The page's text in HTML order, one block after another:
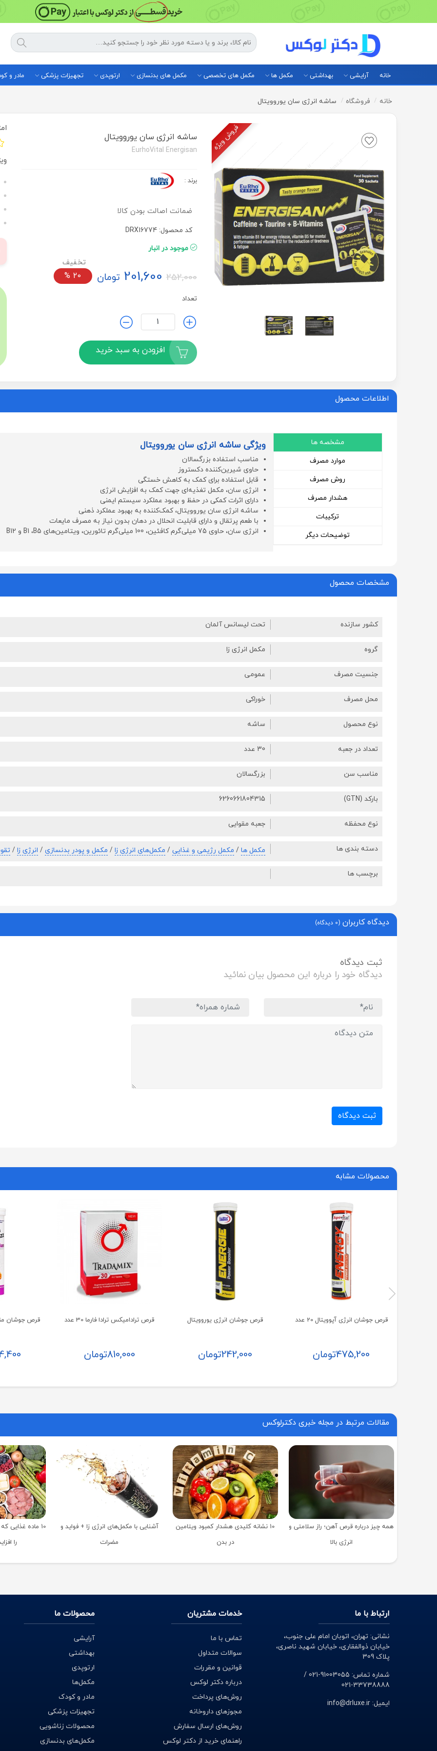
خانه آرایشی بهداشتی مکمل ها مکمل های تخصصی مکمل های بدنسازی ارتوپدی تجهیزات پزشکی مادر و
خانه فروشگاه ساشه انرژی سان یوروویتال
فروش ویژه ساشه انرژی سان یوروویتال
EurhoVital Energisan
برند :
ضمانت اصالت بودن کالا
کد محصول: DRX16774
موجود در انبار
252,000 تومان 20
%
تعداد
افزودن به سبد خرید
اطلاعات محصول
مشخصه ها
موارد مصرف
روش مصرف
هشدار مصرف
ترکیبات
توضیحات دیگر
ویژگی ساشه انرژی سان یوروویتال
مناسب استفاده بزرگسالان
حاوی شیرین‌کننده دکستروز
قابل استفاده برای کمک به کاهش خستگی
انرژی سان، مکمل تغذیه‌ای جهت کمک به افزایش انرژی
دارای اثرات کمکی در حفظ و بهبود عملکرد سیستم ایمنی
ساشه انرژی سان یوروویتال، کمک‌کننده به بهبود عملکرد ذهنی
با طعم پرتقال و دارای قابلیت انحلال در دهان بدون نیاز به مصرف مایعات
انرژی سان، حاوی 75 میلی‌گرم کافئین، 100 میلی‌گرم تائورین، ویتامین‌های B1 ،B5 و B12
مشخصات محصول
کشور سازنده تحت لیسانس آلمان
گروه مکمل انرژی زا
جنسیت مصرف عمومی
محل مصرف خوراکی
نوع محصول ساشه
تعداد در جعبه 30 عدد
مناسب سن بزرگسالان
بارکد (GTN) 6260661804315
نوع محفظه جعبه مقوایی
دسته بندی ها مکمل ها / مکمل رژیمی و غذایی / مکمل‌های انرژی زا / مکمل و پودر بدنسازی / انرژی زا /
برچسب ها
دیدگاه کاربران(0 دیدگاه)
ثبت دیدگاه
دیدگاه خود را درباره این محصول بیان نمائید
ثبت دیدگاه
محصولات مشابه
قرص جوشان انرژی آپوویتال 20 عدد
475,200تومان
قرص جوشان انرژی یوروویتال
242,000تومان
قرص ترادامیکس ترادا فارما 30 عدد
810,000تومان
قرص جوشان
مقالات مرتبط در مجله خبری دکترلوکس
همه‌ چیز درباره قرص آهن؛ راز سلامتی و
انرژی بالا
10 نشانه کلیدی هشدار کمبود ویتامین
در بدن
آشنایی با مکمل‌های انرژی زا + فواید و
مضرات
10 ماده
را
ارتباط با ما
نشانی: تهران، اتوبان امام علی جنوب،
خیابان ذوالفقاری، خیابان شهید ناصری،
پلاک 309
شماره تماس: 91003055-021 /
33738888-021
ایمیل: info@drluxe.ir
خدمات مشتریان
تماس با ما
سوالات متداول
قوانین و مقررات
درباره دکتر لوکس
روش‌های پرداخت
مجوزهای داروخانه
روش‌های ارسال سفارش
راهنمای خرید از دکتر لوکس
محصولات ما
آرایشی
بهداشتی
ارتوپدی
مکمل‌ها
مادر و کودک
تجهیزات پزشکی
محصولات زناشویی
مکمل‌های بدنسازی